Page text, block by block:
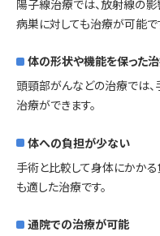
陽子線治療では、放射線の
病巣に対しても治療が可能で
体の形状や機能を保った
頭頸部がんなどの治療では
治療ができます。
体への負担が少ない
手術と比較して身体にかか
も適した治療です。
通院での治療が可能